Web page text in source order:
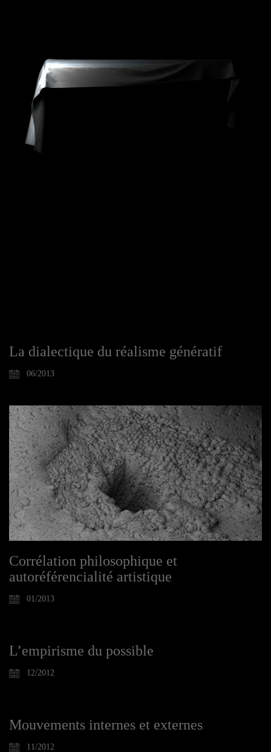
La dialectique du réalisme génératif
06/2013
Corrélation philosophique et
autoréférencialité artistique
01/2013
L’empirisme du possible
12/2012
Mouvements internes et externes
11/2012